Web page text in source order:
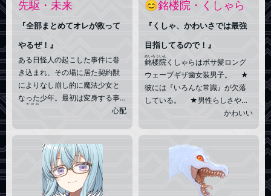
の妻と生きた。/字が下手。
先駆・未来
『全部まとめてオレが救って
やるぜ！』
ある日怪人の起こした事件に巻
き込まれ、その場に居た契約獣
によりなし崩し的に魔法少女と
なった少年。最初は変身する事
女体化
する肉体に戸惑っていた
吹っ切って活動している。身長
が低い事が目下の悩みでいつか
大きくなれると信じているが、
√能力者
魔法少女
になった際に成長が
欠落した為、本人の知らぬ間に
心配
😊銘楼院・くしゃら
『くしゃ、かわいさでは最強
目指してるので！』
銘楼院
めいろういん
くしゃらはボサ髪ロング
ウェーブギザ歯女装男子。 ★
彼には『いろんな常識』が欠落
している。 ★男性らしさや安
定感など、まっとうなコミュニ
ンビジブルと共存し、補ってい
る。 ★性格は可愛くあろうと
しているが、たまに粗暴でおか
しい口調になることもある。★
かわいい